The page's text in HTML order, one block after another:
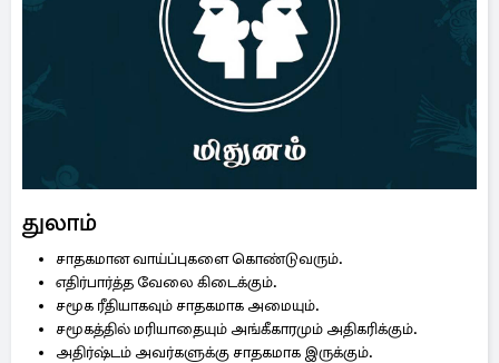
துலாம்
சாதகமான வாய்ப்புகளை கொண்டுவரும்.
எதிர்பார்த்த வேலை கிடைக்கும்.
சமூக ரீதியாகவும் சாதகமாக அமையும்.
சமூகத்தில் மரியாதையும் அங்கீகாரமும் அதிகரிக்கும்.
அதிர்ஷ்டம் அவர்களுக்கு சாதகமாக இருக்கும்.